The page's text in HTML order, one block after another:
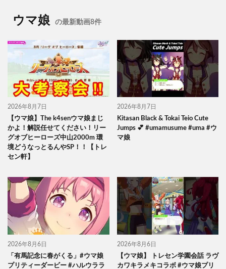
ウマ娘 の最新動画8件
2026年8月7日
【ウマ娘】The k4senウマ娘まじ
かよ！解説任せてください！リー
グオブヒーローズ中山2000m 環
境どうなっとるんやSP！！【トレ
セン軒】
2026年8月7日
Kitasan Black & Tokai Teio Cute
Jumps 💕 #umamusume #uma #ウ
マ娘
2026年8月6日
「有馬記念に春がくる」#ウマ娘
プリティーダービー #ハルウララ
2026年8月6日
【ウマ娘】 トレセン学園会話 ラヴ
カワキラメキコラボ #ウマ娘プリ